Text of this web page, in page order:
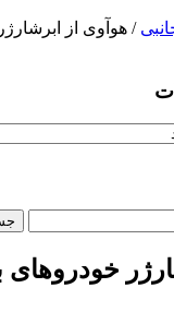
/ هوآوی از
خودروهای